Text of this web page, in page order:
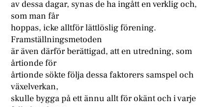
av dessa dagar, synas de ha ingått en verklig och,
som man får
hoppas, icke alltför lättlöslig förening.
Framställningsmetoden
är även därför berättigad, att en utredning, som
årtionde för
årtionde sökte följa dessa faktorers samspel och
växelverkan,
skulle bygga på ett ännu allt för okänt och i varje